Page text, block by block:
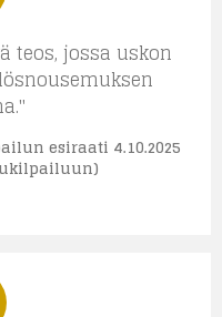
teos, jossa uskon
esiraati 4.10.2025